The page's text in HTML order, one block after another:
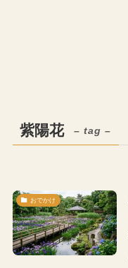
紫陽花 – tag –
おでかけ